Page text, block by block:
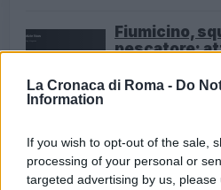
La Cronaca di Roma - Do
Information
If you wish to opt-out of the sale,
processing of your personal or
targeted advertising by us,
Fiumicino,
pescatore:
5 anni fa
decreto
5 anni fa